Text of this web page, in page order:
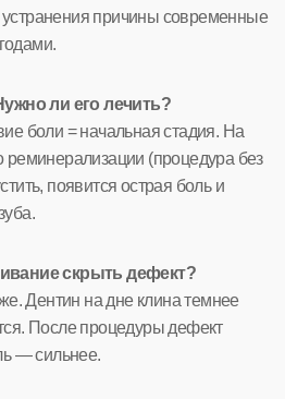
причины современные
ли его лечить?
боли = начальная стадия. На
реминерализации (процедура без
появится острая боль и
скрыть дефект?
Дентин на дне клина темнее
После процедуры дефект
— сильнее.